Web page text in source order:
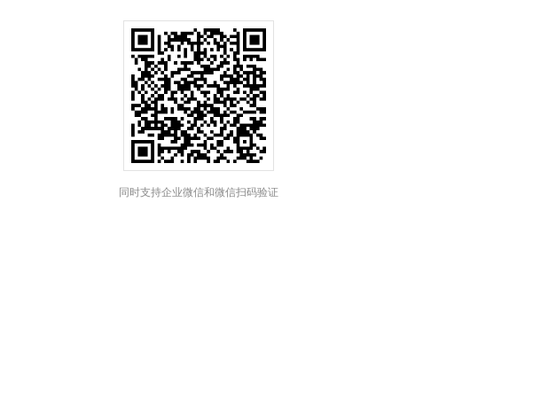
同时支持企业微信和微信扫码验证